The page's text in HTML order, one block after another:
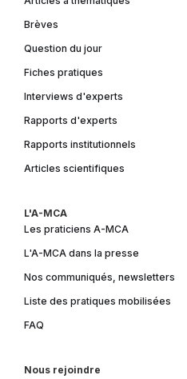
Brèves
Question du jour
Fiches pratiques
Interviews d'experts
Rapports d'experts
Rapports institutionnels
Articles scientifiques
L'A-MCA
Les praticiens A-MCA
L'A-MCA dans la presse
Nos communiqués, newsletters
Liste des pratiques mobilisées
FAQ
Nous rejoindre